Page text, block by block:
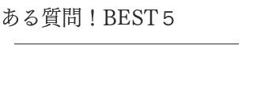
ある質問！BEST５